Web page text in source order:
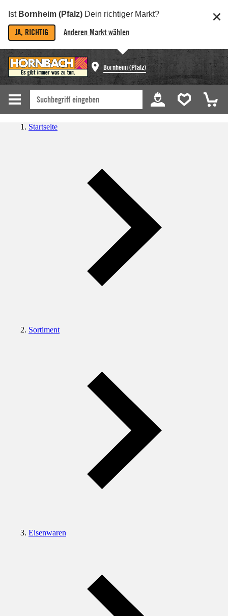
Ist Bornheim (Pfalz) Dein richtiger Markt?
JA, RICHTIG Anderen Markt wählen
Bornheim (Pfalz)
Startseite
Sortiment
Eisenwaren